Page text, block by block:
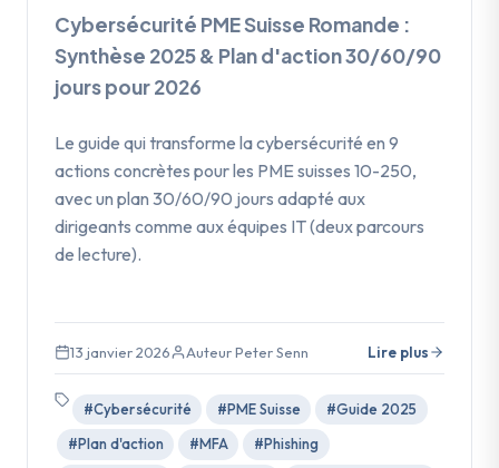
Cybersécurité PME Suisse Romande :
Synthèse 2025 & Plan d'action 30/60/90
jours pour 2026
Le guide qui transforme la cybersécurité en 9
actions concrètes pour les PME suisses 10-250,
avec un plan 30/60/90 jours adapté aux
dirigeants comme aux équipes IT (deux parcours
de lecture).
13 janvier 2026 Auteur Peter Senn Lire plus
#Cybersécurité #PME Suisse
#Guide 2025
#Plan d'action
#MFA
#Phishing